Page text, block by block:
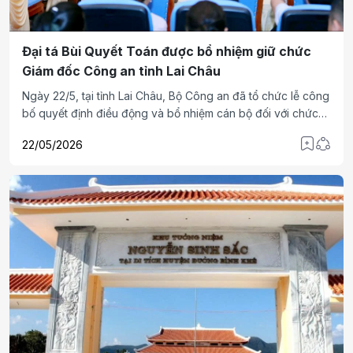
Đại tá Bùi Quyết Toán được bổ nhiệm giữ chức
Giám đốc Công an tỉnh Lai Châu
Ngày 22/5, tại tỉnh Lai Châu, Bộ Công an đã tổ chức lễ công
bố quyết định điều động và bổ nhiệm cán bộ đối với chức
22/05/2026